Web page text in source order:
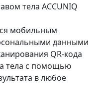
тела ACCUNIQ
мобильным
данными
QR-кода
тела с помощью
в любое